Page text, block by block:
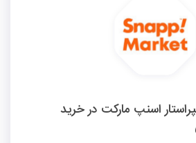
اسنپ مارکت در خرید